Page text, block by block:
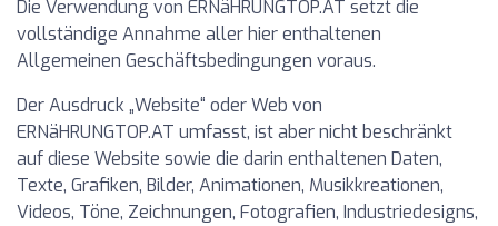
Die Verwendung von ERNäHRUNGTOP.AT setzt die
vollständige Annahme aller hier enthaltenen
Allgemeinen Geschäftsbedingungen voraus.
Der Ausdruck „Website“ oder Web von
ERNäHRUNGTOP.AT umfasst, ist aber nicht beschränkt
auf diese Website sowie die darin enthaltenen Daten,
Texte, Grafiken, Bilder, Animationen, Musikkreationen,
Videos, Töne, Zeichnungen, Fotografien, Industriedesigns,